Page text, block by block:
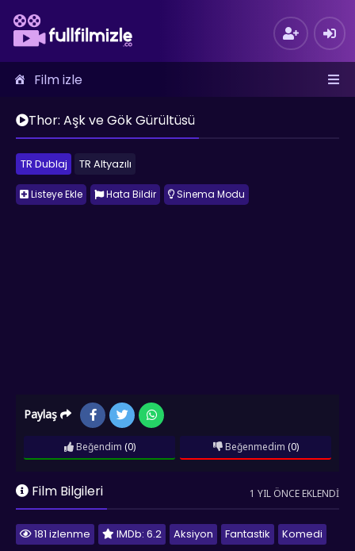
Film izle
Thor: Aşk ve Gök Gürültüsü
TR Dublaj TR Altyazılı
Listeye Ekle Hata Bildir Sinema Modu
Paylaş
Beğendim (0) Beğenmedim (0)
Film Bilgileri 1 YIL ÖNCE EKLENDI
181 izlenme IMDb: 6.2 Aksiyon Fantastik
Komedi